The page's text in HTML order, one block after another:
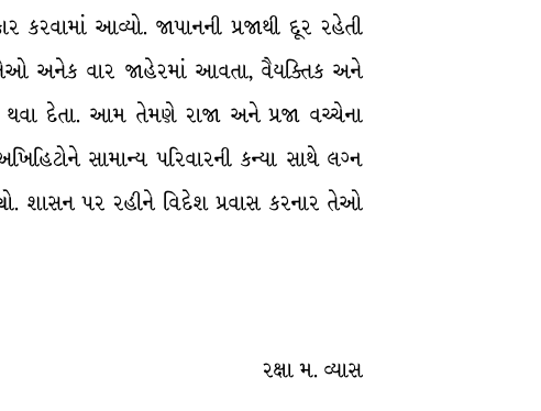
કરવામાં આવ્યો. જાપાનની પ્રજાથી દૂર રહેતી
તેઓ અનેક વાર જાહેરમાં આવતા, વૈયક્તિક અને
થવા દેતા. આમ તેમણે રાજા અને પ્રજા વચ્ચેના
સામાન્ય પરિવારની કન્યા સાથે લગ્ન
શાસન પર રહીને વિદેશ પ્રવાસ કરનાર તેઓ
રક્ષા મ. વ્યાસ